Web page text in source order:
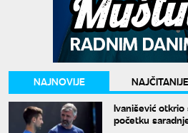
NAJNOVIJE NAJČITANIJE
Ivanišević
početku